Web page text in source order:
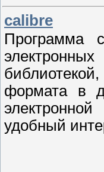
calibre
Программа
формата в
удобный